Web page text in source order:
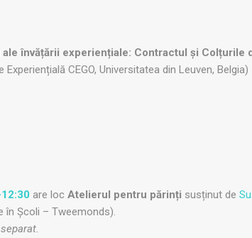
învățării experiențiale: Contractul și Colțurile
CEGO, Universitatea din Leuven, Belgia)
are loc Atelierul pentru părinți susținut de
în Școli – Tweemonds).